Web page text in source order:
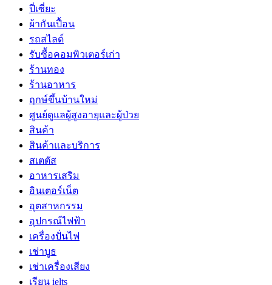
ปี่เซี่ยะ
ผ้ากันเปื้อน
รถสไลด์
รับซื้อคอมพิวเตอร์เก่า
ร้านทอง
ร้านอาหาร
ฤกษ์ขึ้นบ้านใหม่
ศูนย์ดูแลผู้สูงอายุและผู้ป่วย
สินค้า
สินค้าและบริการ
สเตตัส
อาหารเสริม
อินเตอร์เน็ต
อุตสาหกรรม
อุปกรณ์ไฟฟ้า
เครื่องปั่นไฟ
เช่าบูธ
เช่าเครื่องเสียง
เรียน ielts